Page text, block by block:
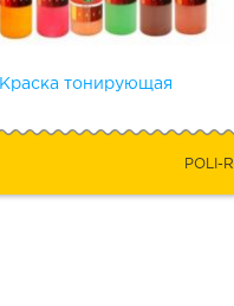
Краска тонирующая
POLI-R